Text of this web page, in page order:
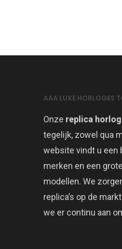
AAA LUXE HORLOGES
Onze replica
tegelijk, zowel qua
website vindt u een
merken en een
modellen. We
replica’s op de
we er continu aan